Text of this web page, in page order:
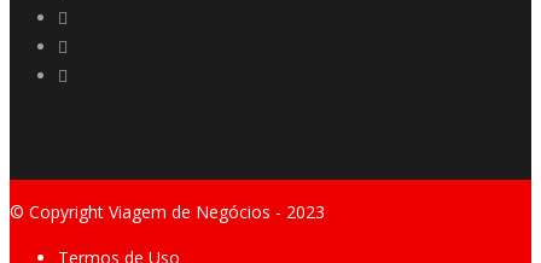
© Copyright Viagem de Negócios - 2023
Termos de Uso